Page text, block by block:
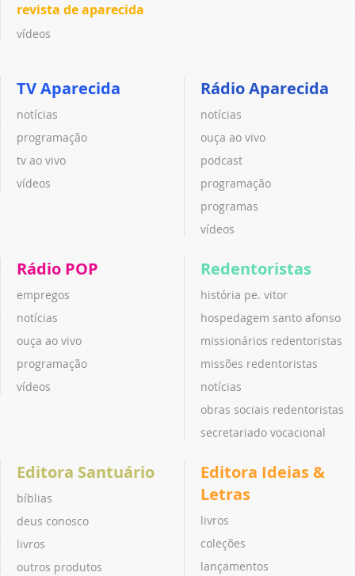
revista de aparecida
vídeos
TV Aparecida
notícias
programação
tv ao vivo
vídeos
Rádio Aparecida
notícias
ouça ao vivo
podcast
programação
programas
vídeos
Rádio POP
empregos
notícias
ouça ao vivo
programação
vídeos
Redentoristas
história pe. vitor
hospedagem santo afonso
missionários redentoristas
missões redentoristas
notícias
obras sociais redentoristas
secretariado vocacional
Editora Santuário
bíblias
deus conosco
livros
outros produtos
Editora Ideias &
Letras
livros
coleções
lançamentos